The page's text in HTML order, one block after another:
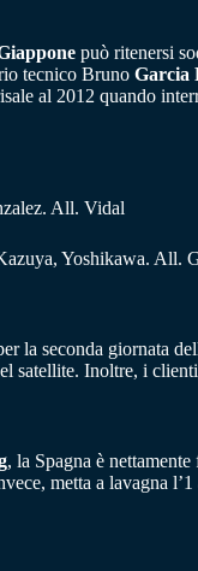
può ritenersi
tecnico Bruno Garcia
al 2012 quando
All. Vidal
Yoshikawa. All.
la seconda giornata
satellite. Inoltre, i
, la Spagna è
metta a lavagna l’1